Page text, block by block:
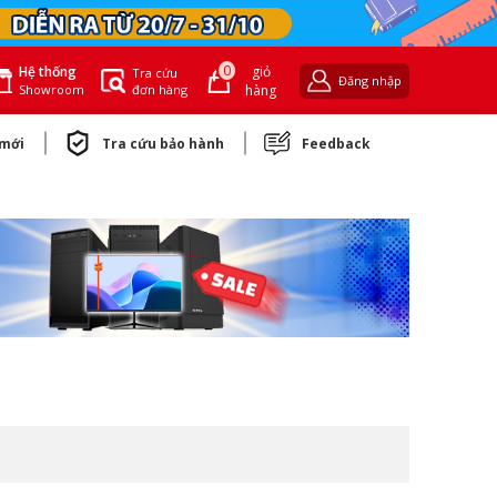
Hệ thống
Showroom
Tra cứu
đơn hàng
0
giỏ
hàng
Đăng nhập
Tra cứu bảo hành Feedback